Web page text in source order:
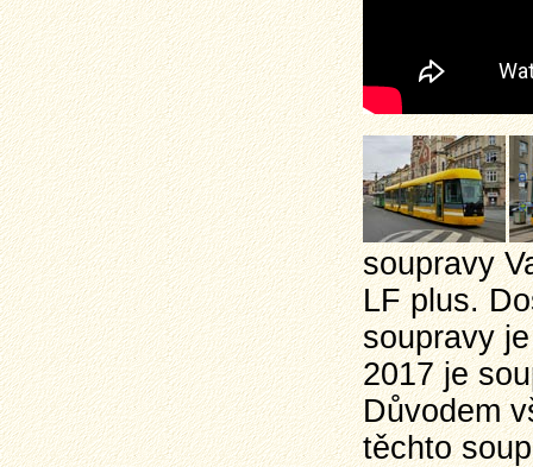
soupravy
LF plus.
soupravy
2017 je
Důvodem
těchto